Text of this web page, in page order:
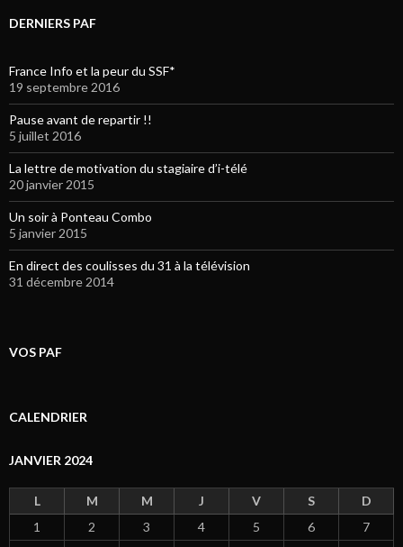
DERNIERS PAF
France Info et la peur du SSF*
19 septembre 2016
Pause avant de repartir !!
5 juillet 2016
La lettre de motivation du stagiaire d’i-télé
20 janvier 2015
Un soir à Ponteau Combo
5 janvier 2015
En direct des coulisses du 31 à la télévision
31 décembre 2014
VOS PAF
CALENDRIER
JANVIER 2024
L M M J V S
D
1
2 3 4 5 6
7